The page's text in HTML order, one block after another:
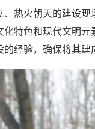
热火朝天的建设
特色和现代文明
经验，确保将其